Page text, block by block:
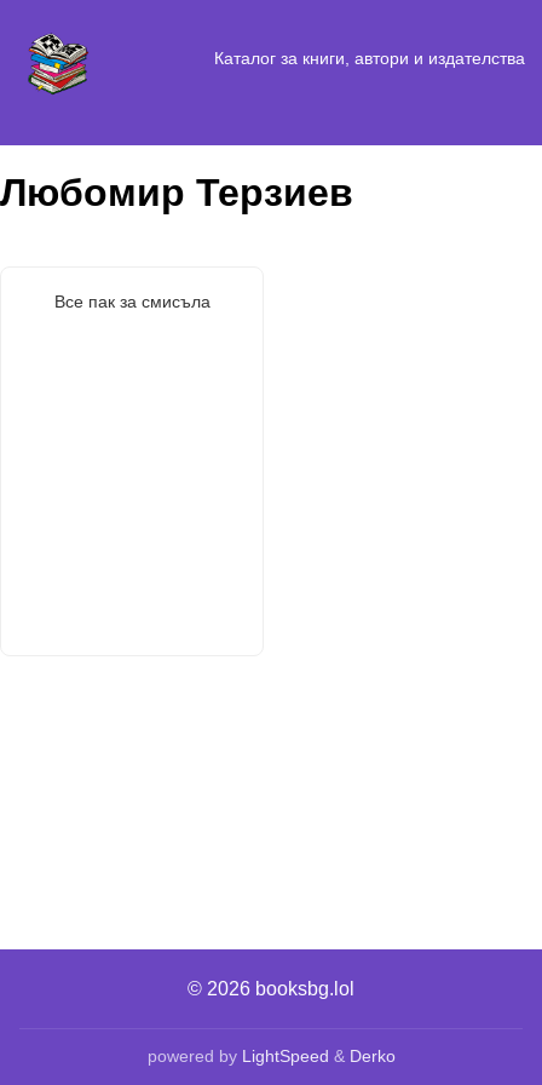
Каталог за книги, автори и издателства
Любомир Терзиев
Все пак за смисъла
© 2026 booksbg.lol
powered by LightSpeed & Derko